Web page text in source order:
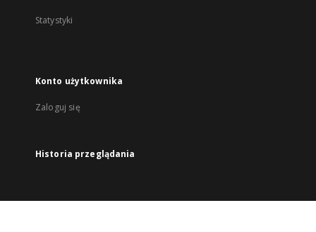
Statystyki
Konto użytkownika
Zaloguj się
Historia przeglądania